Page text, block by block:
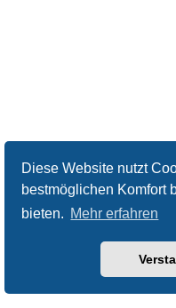
Diese Website nutzt
bestmöglichen Komfort
bieten. Mehr erfahren